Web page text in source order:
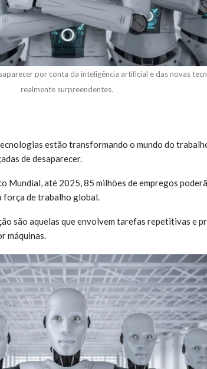
por conta da inteligência artificial e das novas
realmente surpreendentes.
estão transformando o mundo do
de desaparecer.
Mundial, até 2025, 85 milhões de empregos
força de trabalho global.
são aquelas que envolvem tarefas repetitivas e
máquinas.